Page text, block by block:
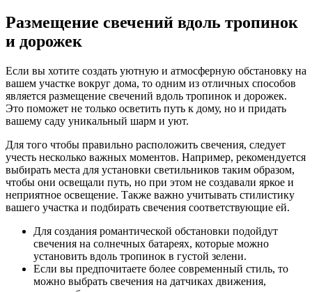
Размещение свечений вдоль тропинок
и дорожек
Если вы хотите создать уютную и атмосферную обстановку на
вашем участке вокруг дома, то одним из отличных способов
является размещение свечений вдоль тропинок и дорожек.
Это поможет не только осветить путь к дому, но и придать
вашему саду уникальный шарм и уют.
Для того чтобы правильно расположить свечения, следует
учесть несколько важных моментов. Например, рекомендуется
выбирать места для установки светильников таким образом,
чтобы они освещали путь, но при этом не создавали яркое и
неприятное освещение. Также важно учитывать стилистику
вашего участка и подбирать свечения соответствующие ей.
Для создания романтической обстановки подойдут
свечения на солнечных батареях, которые можно
установить вдоль тропинок в густой зелени.
Если вы предпочитаете более современный стиль, то
можно выбрать свечения на датчиках движения,